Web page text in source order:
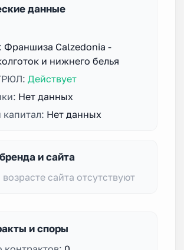
данные
Франшиза Calzedonia -
и нижнего белья
Действует
Нет данных
Нет данных
и сайта
сайта отсутствуют
и споры